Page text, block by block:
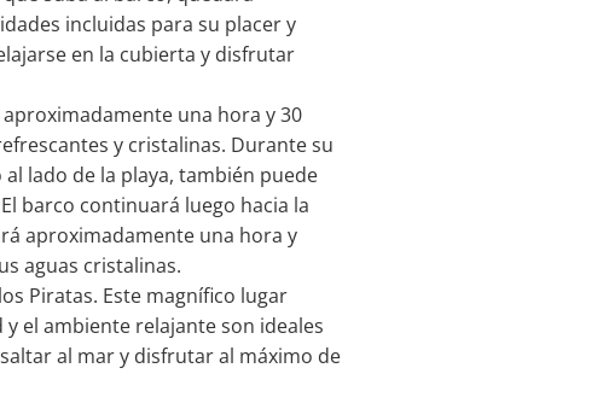
incluidas para su placer y
en la cubierta y disfrutar
una hora y 30
y cristalinas. Durante su
lado de la playa, también puede
barco continuará luego hacia la
aproximadamente una hora y
aguas cristalinas.
Piratas. Este magnífico lugar
el ambiente relajante son ideales
al mar y disfrutar al máximo de